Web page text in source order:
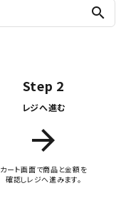
search
Step 2
レジへ進む
arrow_forward
カート画面で商品と金額を
確認しレジへ進みます。